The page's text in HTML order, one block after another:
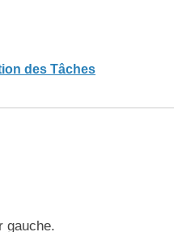
des Tâches
gauche.